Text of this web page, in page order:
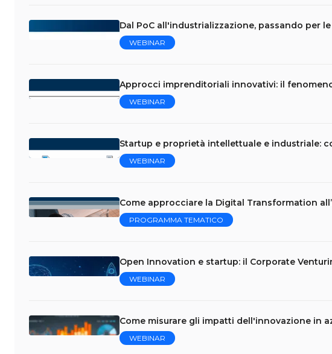
Dal PoC all'industrializzazione, passando per
WEBINAR
Approcci imprenditoriali innovativi: il
WEBINAR
Startup e proprietà intellettuale e industriale:
WEBINAR
Come approcciare la Digital Transformation
PROGRAMMA TEMATICO
Open Innovation e startup: il Corporate
WEBINAR
Come misurare gli impatti dell'innovazione in
WEBINAR